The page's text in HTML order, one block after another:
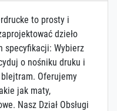
to prosty i
dzieło
specyfikacji: Wybierz
o nośniku druku i
Oferujemy
jak maty,
Nasz Dział Obsługi